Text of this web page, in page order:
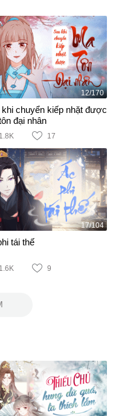
12/170
khi chuyển kiếp nhặt được
đại nhân
1.8K 17
17/104
tái thế
1.6K 9